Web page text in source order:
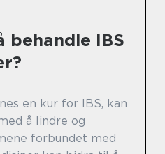
behandle IBS
en kur for IBS, kan
å lindre og
forbundet med